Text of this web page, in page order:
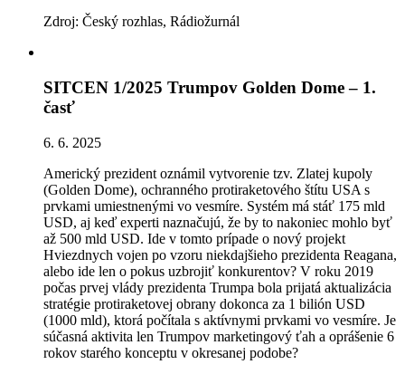
Zdroj: Český rozhlas, Rádiožurnál
SITCEN 1/2025 Trumpov Golden Dome – 1.
časť
6. 6. 2025
Americký prezident oznámil vytvorenie tzv. Zlatej kupoly
(Golden Dome), ochranného protiraketového štítu USA s
prvkami umiestnenými vo vesmíre. Systém má stáť 175 mld
USD, aj keď experti naznačujú, že by to nakoniec mohlo byť
až 500 mld USD. Ide v tomto prípade o nový projekt
Hviezdnych vojen po vzoru niekdajšieho prezidenta Reagana,
alebo ide len o pokus uzbrojiť konkurentov? V roku 2019
počas prvej vlády prezidenta Trumpa bola prijatá aktualizácia
stratégie protiraketovej obrany dokonca za 1 bilión USD
(1000 mld), ktorá počítala s aktívnymi prvkami vo vesmíre. Je
súčasná aktivita len Trumpov marketingový ťah a oprášenie 6
rokov starého konceptu v okresanej podobe?